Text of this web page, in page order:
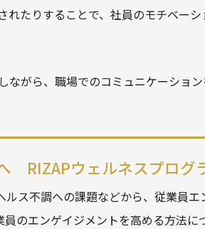
れたりすることで、社員のモチベー
がら、職場でのコミュニケーショ
RIZAPウェルネスプログ
ス不調への課題などから、従業員エ
員のエンゲイジメントを高める方法に